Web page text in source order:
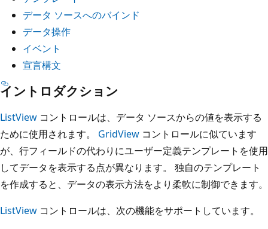
データ ソースへのバインド
データ操作
イベント
宣言構文
イントロダクション
ListView コントロールは、データ ソースからの値を表示する
ために使用されます。 GridView コントロールに似ています
が、行フィールドの代わりにユーザー定義テンプレートを使用
してデータを表示する点が異なります。 独自のテンプレート
を作成すると、データの表示方法をより柔軟に制御できます。
ListView コントロールは、次の機能をサポートしています。